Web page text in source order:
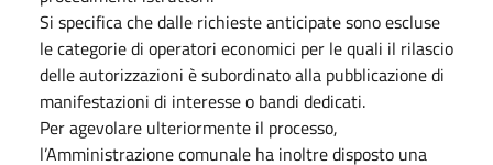
Si specifica che dalle richieste anticipate sono escluse
le categorie di operatori economici per le quali il rilascio
delle autorizzazioni è subordinato alla pubblicazione di
manifestazioni di interesse o bandi dedicati.
Per agevolare ulteriormente il processo,
l’Amministrazione comunale ha inoltre disposto una